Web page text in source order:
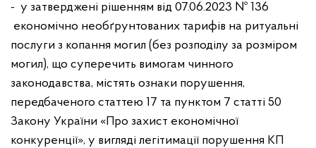
- у затверджені рішенням від 07.06.2023 № 136
економічно необґрунтованих тарифів на ритуальні
послуги з копання могил (без розподілу за розміром
могил), що суперечить вимогам чинного
законодавства, містять ознаки порушення,
передбаченого статтею 17 та пунктом 7 статті 50
Закону України «Про захист економічної
конкуренції», у вигляді легітимації порушення КП